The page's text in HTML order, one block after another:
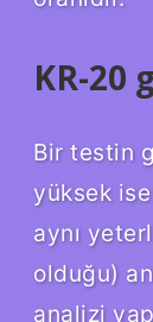
KR-20
Bir testin
yüksek
aynı
olduğu)
analizi